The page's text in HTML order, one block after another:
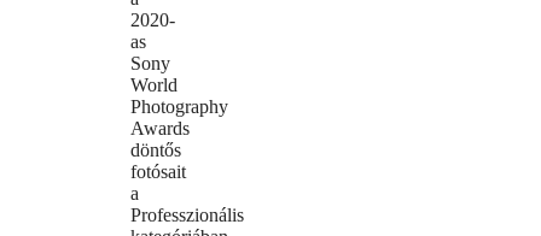
2020-
as
Sony
World
Photography
Awards
döntős
fotósait
a
Professzionális